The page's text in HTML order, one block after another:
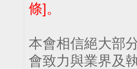
條]。
本會相信絕大部
會致力與業界及